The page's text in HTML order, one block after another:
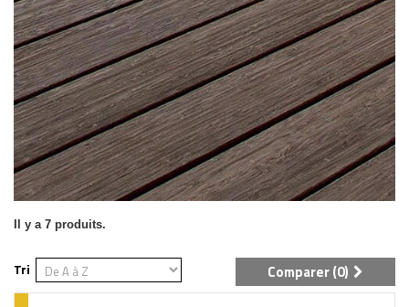
Il y a 7 produits.
Tri Comparer (0)